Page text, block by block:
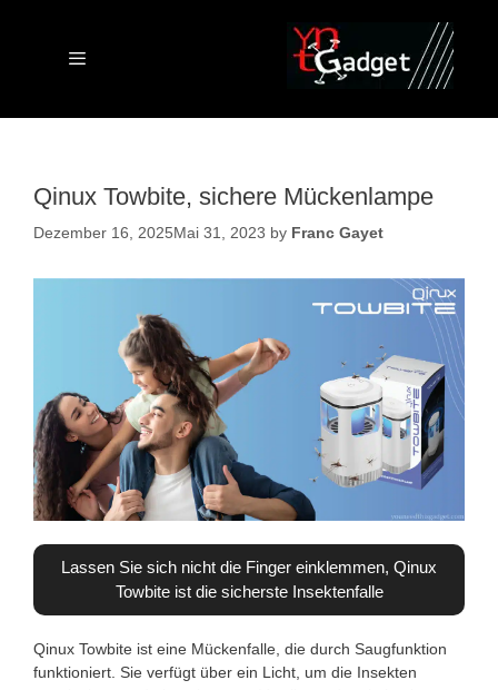
Menu
Qinux Towbite, sichere Mückenlampe
Dezember 16, 2025Mai 31, 2023 by Franc Gayet
Lassen Sie sich nicht die Finger einklemmen, Qinux
Towbite ist die sicherste Insektenfalle
Qinux Towbite ist eine Mückenfalle, die durch Saugfunktion
funktioniert. Sie verfügt über ein Licht, um die Insekten